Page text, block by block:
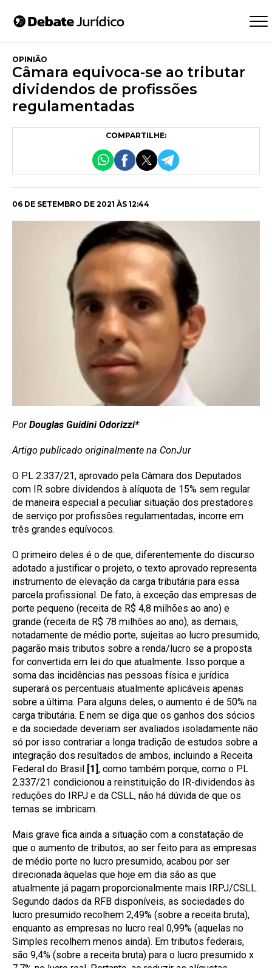
OPINIÃO
Câmara equivoca-se ao tributar
dividendos de profissões
regulamentadas
COMPARTILHE:
06 DE SETEMBRO DE 2021 ÀS 12:44
PorDouglas Guidini Odorizzi*
Artigo publicado originalmente na ConJur
O PL 2.337/21, aprovado pela Câmara dos Deputados
com IR sobre dividendos à alíquota de 15% sem regular
de maneira especial a peculiar situação dos prestadores
de serviço por profissões regulamentadas, incorre em
três grandes equívocos.
O primeiro deles é o de que, diferentemente do discurso
adotado a justificar o projeto, o texto aprovado representa
instrumento de elevação da carga tributária para essa
parcela profissional. De fato, à exceção das empresas de
porte pequeno (receita de R$ 4,8 milhões ao ano) e
grande (receita de R$ 78 milhões ao ano), as demais,
notadamente de médio porte, sujeitas ao lucro presumido,
pagarão mais tributos sobre a renda/lucro se a proposta
for convertida em lei do que atualmente. Isso porque a
soma das incidências nas pessoas física e jurídica
superará os percentuais atualmente aplicáveis apenas
sobre a última. Para alguns deles, o aumento é de 50% na
carga tributária. E nem se diga que os ganhos dos sócios
e da sociedade deveriam ser avaliados isoladamente não
só por isso contrariar a longa tradição de estudos sobre a
integração dos resultados de ambos, incluindo a Receita
Federal do Brasil [1], como também porque, como o PL
2.337/21 condicionou a reinstituição do IR-dividendos às
reduções do IRPJ e da CSLL, não há dúvida de que os
temas se imbricam.
Mais grave fica ainda a situação com a constatação de
que o aumento de tributos, ao ser feito para as empresas
de médio porte no lucro presumido, acabou por ser
direcionada àquelas que hoje em dia são as que
atualmente já pagam proporcionalmente mais IRPJ/CSLL.
Segundo dados da RFB disponíveis, as sociedades do
lucro presumido recolhem 2,49% (sobre a receita bruta),
enquanto as empresas no lucro real 0,99% (aquelas no
Simples recolhem menos ainda). Em tributos federais,
são 9,4% (sobre a receita bruta) para o lucro presumido x